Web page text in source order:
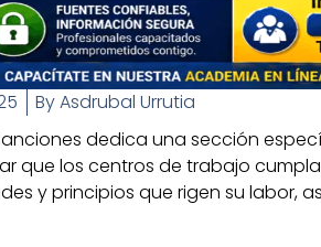
ByAsdrubal Urrutia
dedica una sección
que los centros de trabajo
y principios que rigen su labor,